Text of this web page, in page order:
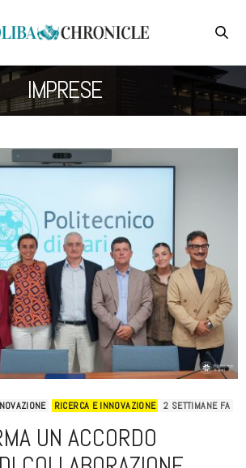
IMPRESE
RICERCA E INNOVAZIONE 2 SETTIMANE FA
UN ACCORDO